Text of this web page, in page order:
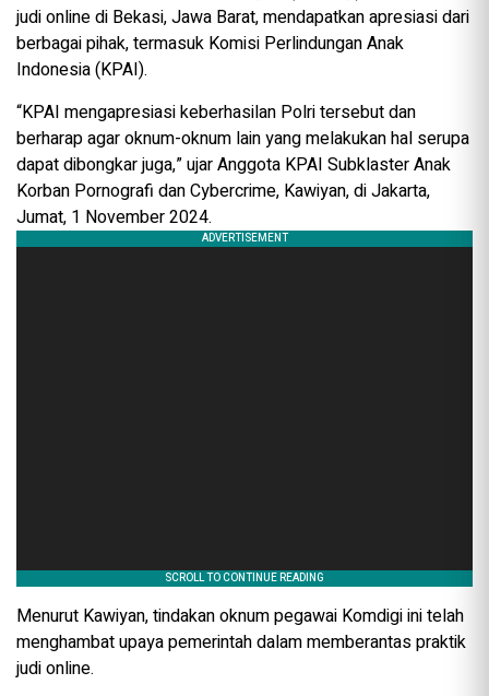
judi online di Bekasi, Jawa Barat, mendapatkan apresiasi dari
berbagai pihak, termasuk Komisi Perlindungan Anak
Indonesia (KPAI).
“KPAI mengapresiasi keberhasilan Polri tersebut dan
berharap agar oknum-oknum lain yang melakukan hal serupa
dapat dibongkar juga,” ujar Anggota KPAI Subklaster Anak
Korban Pornografi dan Cybercrime, Kawiyan, di Jakarta,
Jumat, 1 November 2024.
Menurut Kawiyan, tindakan oknum pegawai Komdigi ini telah
menghambat upaya pemerintah dalam memberantas praktik
judi online.